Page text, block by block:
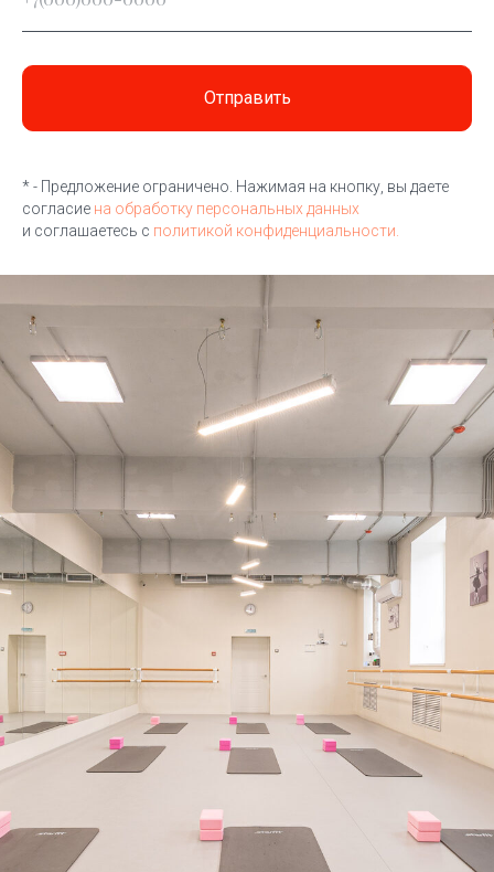
Отправить
* - Предложение ограничено. Нажимая на кнопку, вы даете
согласие на обработку персональных данных
и соглашаетесь c политикой конфиденциальности.